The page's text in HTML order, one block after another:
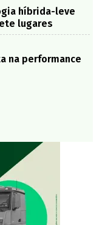
híbrida-leve
lugares
na performance